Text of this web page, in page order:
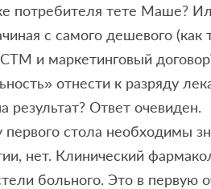
потребителя тете Маше?
с самого дешевого (как
и маркетинговый
отнести к разряду
Ответ очевиден.
стола необходимы
нет. Клинический
больного. Это в первую